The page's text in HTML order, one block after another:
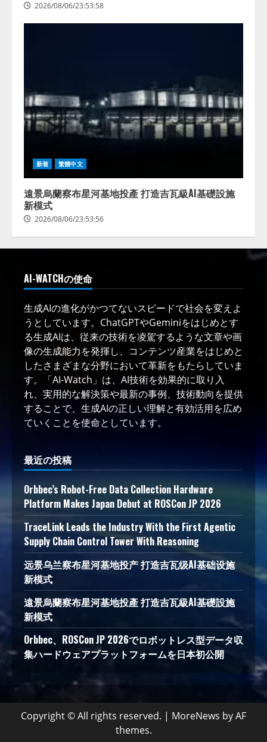
2026/08/06/23:53:58
新着 繁體中文
遠景烏蘭察布星河基地投產 打造吉瓦級AI基礎設施
新模式
2026/08/06/23:53:56
AI-WATCHの使命
生成AIの進化がかつてないスピードで社会を変えよ
うとしています。ChatGPTやGeminiをはじめとす
る生成AIは、従来の技術を凌駕するような文章や画
像の生成能力を発揮し、コンテンツ産業をはじめと
したさまざまな分野において革新をもたらしていま
す。「AI-Watch」は、AI技術を効果的に取り入
れ、実用的な解決策や最新の事例、技術動向を提供
することで、生成AIの正しい理解と有効活用を広め
ていくことを使命としています。
最近の投稿
Orbbec’s Robot-Free Data Collection Hardware
Platform Makes Japan Debut at ROSCon JP 2026
TraceLink Leads the Industry With the First Agentic
Supply Chain Control Tower With Reasoning
远景乌兰察布星河基地投产 打造吉瓦级AI基础设施
新模式
遠景烏蘭察布星河基地投產 打造吉瓦級AI基礎設施
新模式
Orbbec、ROSCon JP 2026でロボットレス型データ収
集ハードウェアプラットフォームを日本初公開
Copyright © All rights reserved. | MoreNews by AF
themes.